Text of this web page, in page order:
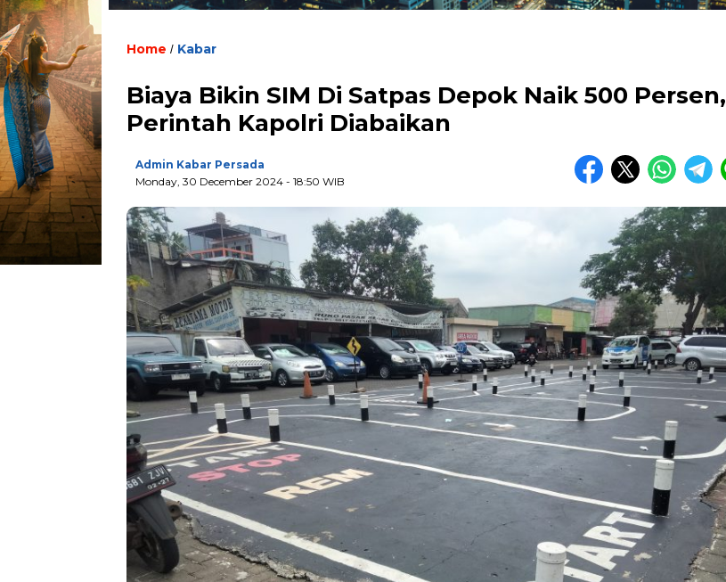
Home / Kabar
Biaya Bikin SIM Di Satpas Depok Naik 500 Persen,
Perintah Kapolri Diabaikan
Admin Kabar Persada
Monday, 30 December 2024 - 18:50 WIB